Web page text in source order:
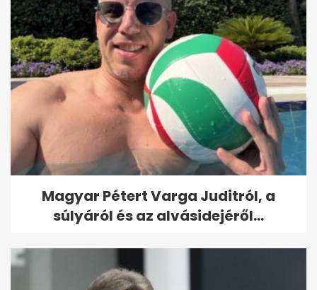
Magyar Pétert Varga Juditról, a
súlyáról és az alvásidejéről...